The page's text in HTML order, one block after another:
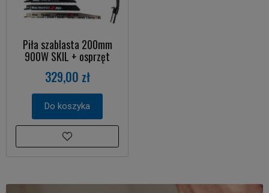
Piła szablasta 200mm
900W SKIL + osprzęt
329,00 zł
Do koszyka